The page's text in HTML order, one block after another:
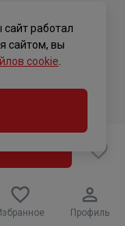
Профиль
работал
сайтом, вы
cookie